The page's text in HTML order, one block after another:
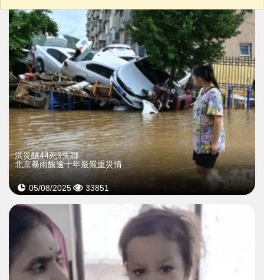
洪災釀44死9失聯
北京暴雨釀逾十年最嚴重災情
05/08/2025 33851